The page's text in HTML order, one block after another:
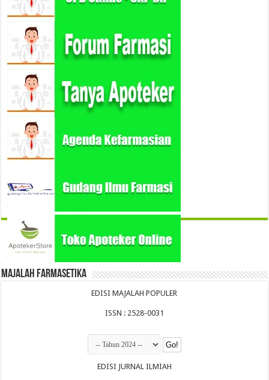
Majalah Farmasetika
EDISI MAJALAH POPULER
ISSN : 2528-0031
EDISI JURNAL ILMIAH